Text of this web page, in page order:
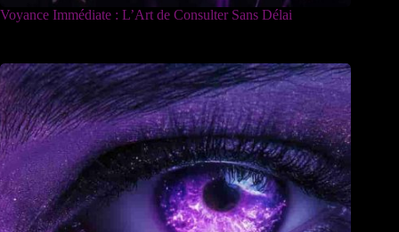
Voyance Immédiate : L’Art de Consulter Sans Délai